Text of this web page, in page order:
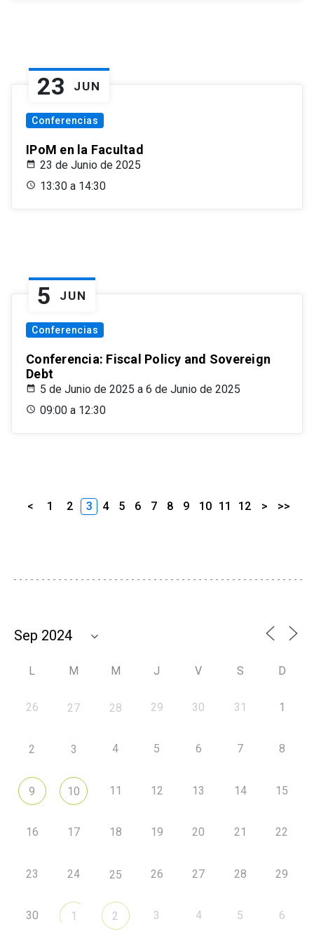
23 JUN
Conferencias
IPoM en la Facultad
23 de Junio de 2025
13:30 a 14:30
5 JUN
Conferencias
Conferencia: Fiscal Policy and Sovereign
Debt
5 de Junio de 2025 a 6 de Junio de 2025
09:00 a 12:30
< 1 2 3 4 5 6 7 8 9 10 11 12 > >>
L M M J V S D
26 27 28 29 30 31 1
2 3 4 5 6 7 8
9 10 11 12 13 14 15
16 17 18 19 20 21 22
23 24 25 26 27 28 29
30 1 2 3 4 5 6